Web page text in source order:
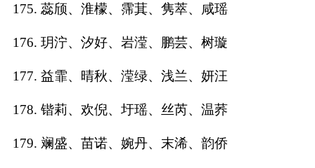
175. 蕊颀、淮檬、霈萁、隽萃、咸瑶
176. 玥泞、汐好、岩滢、鹏芸、树璇
177. 益霏、晴秋、滢绿、浅兰、妍汪
178. 锴莉、欢倪、圩瑶、丝芮、温荞
179. 斓盛、苗诺、婉丹、末浠、韵侨